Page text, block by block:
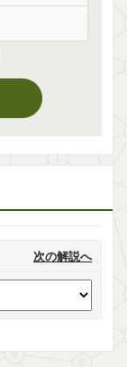
次の解説へ